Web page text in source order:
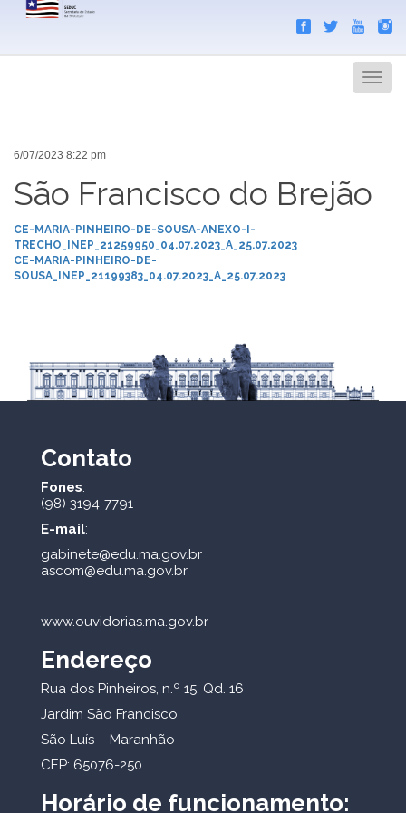
Menu
6/07/2023 8:22 pm
São Francisco do Brejão
CE-MARIA-PINHEIRO-DE-SOUSA-ANEXO-I-
TRECHO_INEP_21259950_04.07.2023_A_25.07.2023
CE-MARIA-PINHEIRO-DE-
SOUSA_INEP_21199383_04.07.2023_A_25.07.2023
Contato
Fones:
(98) 3194-7791
E-mail:
gabinete@edu.ma.gov.br
ascom@edu.ma.gov.br
www.ouvidorias.ma.gov.br
Endereço
Rua dos Pinheiros, n.º 15, Qd. 16
Jardim São Francisco
São Luís – Maranhão
CEP: 65076-250
Horário de funcionamento: